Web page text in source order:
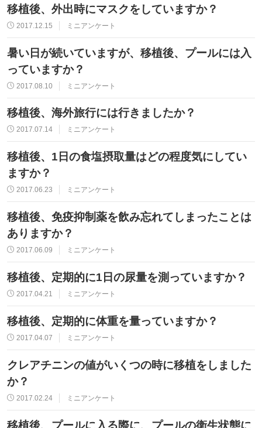
移植後、外出時にマスクをしていますか？
2017.12.15 ミニアンケート
暑い日が続いていますが、移植後、プールには入
っていますか？
2017.08.10 ミニアンケート
移植後、海外旅行には行きましたか？
2017.07.14 ミニアンケート
移植後、1日の食塩摂取量はどの程度気にしてい
ますか？
2017.06.23 ミニアンケート
移植後、免疫抑制薬を飲み忘れてしまったことは
ありますか？
2017.06.09 ミニアンケート
移植後、定期的に1日の尿量を測っていますか？
2017.04.21 ミニアンケート
移植後、定期的に体重を量っていますか？
2017.04.07 ミニアンケート
クレアチニンの値がいくつの時に移植をしました
か？
2017.02.24 ミニアンケート
移植後、プールに入る際に、プールの衛生状態に